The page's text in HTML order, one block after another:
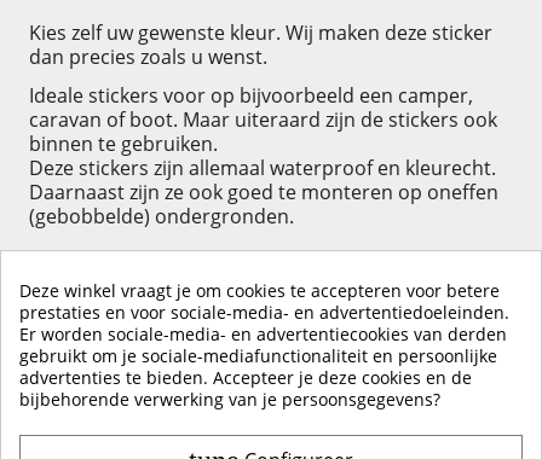
Kies zelf uw gewenste kleur. Wij maken deze sticker
dan precies zoals u wenst.
Ideale stickers voor op bijvoorbeeld een camper,
caravan of boot. Maar uiteraard zijn de stickers ook
binnen te gebruiken.
Deze stickers zijn allemaal waterproof en kleurecht.
Daarnaast zijn ze ook goed te monteren op oneffen
(gebobbelde) ondergronden.
KLIK HIER OM EEN ​​RECENSIE ACHTER TE LATEN
Deze winkel vraagt je om cookies te accepteren voor betere
prestaties en voor sociale-media- en advertentiedoeleinden.
Er worden sociale-media- en advertentiecookies van derden
gebruikt om je sociale-mediafunctionaliteit en persoonlijke
advertenties te bieden. Accepteer je deze cookies en de
bijbehorende verwerking van je persoonsgegevens?